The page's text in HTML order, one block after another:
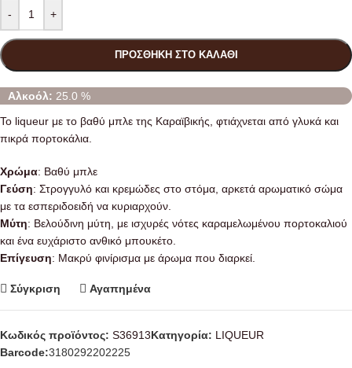
- +
ΠΡΟΣΘΉΚΗ ΣΤΟ ΚΑΛΆΘΙ
Αλκοόλ: 25.0 %
To liqueur με το βαθύ μπλε της Καραϊβικής, φτιάχνεται από γλυκά και
πικρά πορτοκάλια.
Xρώμα: Βαθύ μπλε
Γεύση: Στρογγυλό και κρεμώδες στο στόμα, αρκετά αρωματικό σώμα
με τα εσπεριδοειδή να κυριαρχούν.
Μύτη: Βελούδινη μύτη, με ισχυρές νότες καραμελωμένου πορτοκαλιού
και ένα ευχάριστο ανθικό μπουκέτο.
Επίγευση: Μακρύ φινίρισμα με άρωμα που διαρκεί.
Σύγκριση Αγαπημένα
Κωδικός προϊόντος: S36913Κατηγορία: LIQUEUR
Barcode:3180292202225